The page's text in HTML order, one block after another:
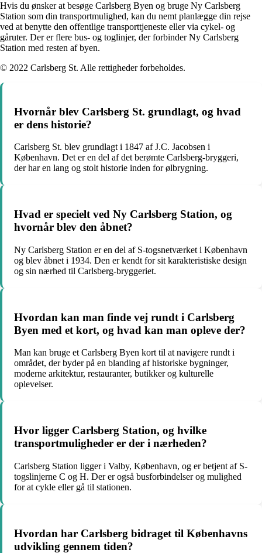
Hvis du ønsker at besøge Carlsberg Byen og bruge Ny Carlsberg
Station som din transportmulighed, kan du nemt planlægge din rejse
ved at benytte den offentlige transporttjeneste eller via cykel- og
gåruter. Der er flere bus- og toglinjer, der forbinder Ny Carlsberg
Station med resten af byen.
© 2022 Carlsberg St. Alle rettigheder forbeholdes.
Hvornår blev Carlsberg St. grundlagt, og hvad
er dens historie?
Carlsberg St. blev grundlagt i 1847 af J.C. Jacobsen i
København. Det er en del af det berømte Carlsberg-bryggeri,
der har en lang og stolt historie inden for ølbrygning.
Hvad er specielt ved Ny Carlsberg Station, og
hvornår blev den åbnet?
Ny Carlsberg Station er en del af S-togsnetværket i København
og blev åbnet i 1934. Den er kendt for sit karakteristiske design
og sin nærhed til Carlsberg-bryggeriet.
Hvordan kan man finde vej rundt i Carlsberg
Byen med et kort, og hvad kan man opleve der?
Man kan bruge et Carlsberg Byen kort til at navigere rundt i
området, der byder på en blanding af historiske bygninger,
moderne arkitektur, restauranter, butikker og kulturelle
oplevelser.
Hvor ligger Carlsberg Station, og hvilke
transportmuligheder er der i nærheden?
Carlsberg Station ligger i Valby, København, og er betjent af S-
togslinjerne C og H. Der er også busforbindelser og mulighed
for at cykle eller gå til stationen.
Hvordan har Carlsberg bidraget til Københavns
udvikling gennem tiden?